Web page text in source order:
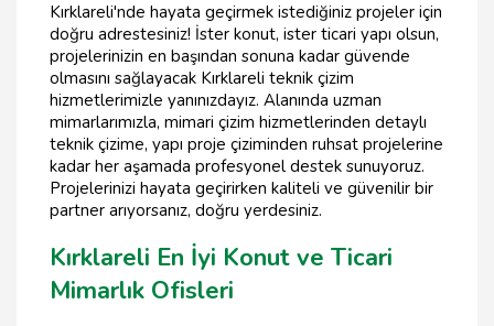
Kırklareli'nde hayata geçirmek istediğiniz projeler için
doğru adrestesiniz! İster konut, ister ticari yapı olsun,
projelerinizin en başından sonuna kadar güvende
olmasını sağlayacak Kırklareli teknik çizim
hizmetlerimizle yanınızdayız. Alanında uzman
mimarlarımızla, mimari çizim hizmetlerinden detaylı
teknik çizime, yapı proje çiziminden ruhsat projelerine
kadar her aşamada profesyonel destek sunuyoruz.
Projelerinizi hayata geçirirken kaliteli ve güvenilir bir
partner arıyorsanız, doğru yerdesiniz.
Kırklareli En İyi Konut ve Ticari
Mimarlık Ofisleri